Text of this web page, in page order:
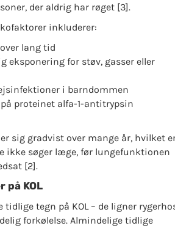
der aldrig har røget [3].
inkluderer:
lang tid
eksponering for støv, gasser eller
i barndommen
proteinet alfa-1-antitrypsin
sig gradvist over mange år, hvilket
ikke søger læge, før lungefunktionen
[2].
på KOL
tidlige tegn på KOL – de ligner
forkølelse. Almindelige tidlige